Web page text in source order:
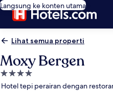
Langsung ke konten utama
Lihat semua properti
Moxy Bergen
Properti
bintang
Hotel tepi perairan dengan